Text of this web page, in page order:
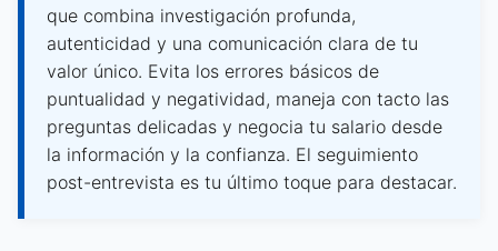
que combina investigación profunda,
autenticidad y una comunicación clara de tu
valor único. Evita los errores básicos de
puntualidad y negatividad, maneja con tacto las
preguntas delicadas y negocia tu salario desde
la información y la confianza. El seguimiento
post-entrevista es tu último toque para destacar.